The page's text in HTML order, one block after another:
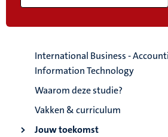
International Business -
Information Technology
Waarom deze studie?
Vakken & curriculum
Jouw toekomst